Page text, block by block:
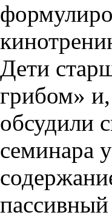
Дети
грибом»
обсудили
семинара